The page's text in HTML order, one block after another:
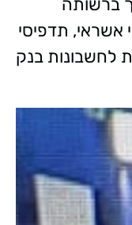
אשראי, תדפיסי
לחשבונות בנק